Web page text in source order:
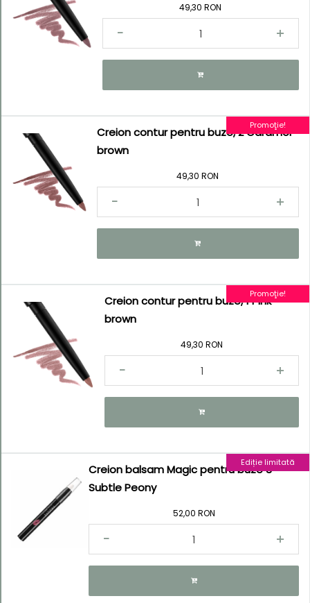
49,30 RON
Promoţie!
Creion contur pentru buze, 2 Caramel
brown
49,30 RON
Promoţie!
Creion contur pentru buze, 1 Pink
brown
49,30 RON
Ediție limitată
Creion balsam Magic pentru buze 3 -
Subtle Peony
52,00 RON